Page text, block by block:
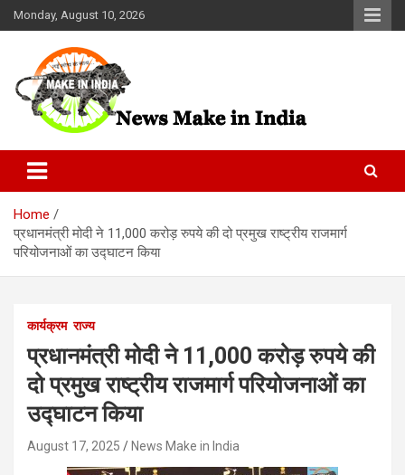
Skip
to
Monday, August 10, 2026
News Make In india
Home
प्रधानमंत्री मोदी ने 11,000 करोड़ रुपये की दो प्रमुख राष्ट्रीय राजमार्ग
परियोजनाओं का उद्घाटन किया
कार्यक्रम राज्य
प्रधानमंत्री मोदी ने 11,000 करोड़ रुपये की
दो प्रमुख राष्ट्रीय राजमार्ग परियोजनाओं का
उद्घाटन किया
August 17, 2025 News Make in India